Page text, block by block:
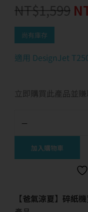
NT$1,599
尚有庫存
適用 DesignJet
立即購買此產品並
加入購物車
【爸氣涼夏】碎紙